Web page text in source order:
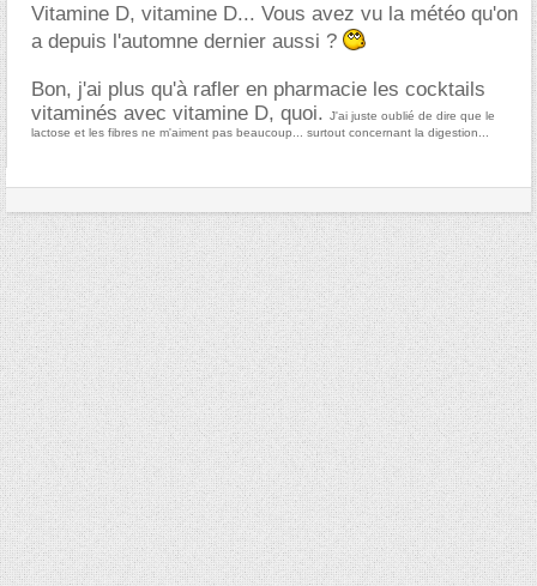
Vitamine D, vitamine D... Vous avez vu la météo qu'on
a depuis l'automne dernier aussi ?
Bon, j'ai plus qu'à rafler en pharmacie les cocktails
vitaminés avec vitamine D, quoi. J'ai juste oublié de dire que le
lactose et les fibres ne m'aiment pas beaucoup... surtout concernant la digestion...